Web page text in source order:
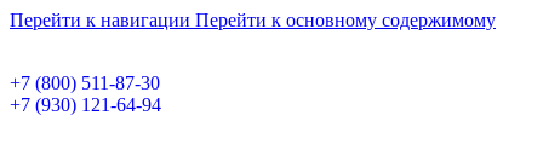
Перейти к навигации Перейти к основному содержимому
+7 (800) 511-87-30
+7 (930) 121-64-94